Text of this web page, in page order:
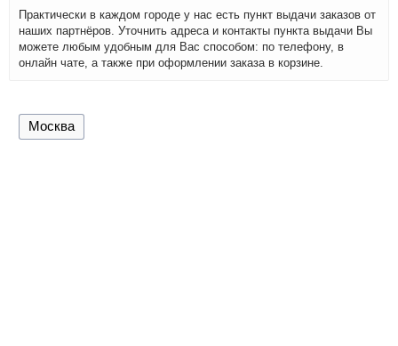
Практически в каждом городе у нас есть пункт выдачи заказов от
наших партнёров. Уточнить адреса и контакты пункта выдачи Вы
можете любым удобным для Вас способом: по телефону, в
онлайн чате, а также при оформлении заказа в корзине.
Москва